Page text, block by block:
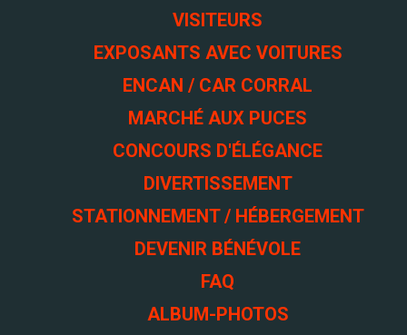
VISITEURS
EXPOSANTS AVEC VOITURES
ENCAN / CAR CORRAL
MARCHÉ AUX PUCES
CONCOURS D'ÉLÉGANCE
DIVERTISSEMENT
STATIONNEMENT / HÉBERGEMENT
DEVENIR BÉNÉVOLE
FAQ
ALBUM-PHOTOS